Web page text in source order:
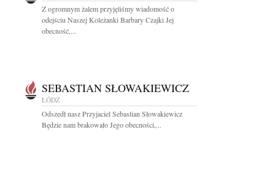
Z ogromnym żalem przyjęliśmy wiadomość o
odejściu Naszej Koleżanki Barbary Czajki Jej
obecność,...
SEBASTIAN SŁOWAKIEWICZ
ŁÓDŹ
Odszedł nasz Przyjaciel Sebastian Słowakiewicz
Będzie nam brakowało Jego obecności,...